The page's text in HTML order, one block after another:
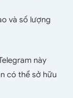
và số lượng
này
có thể sở hữu